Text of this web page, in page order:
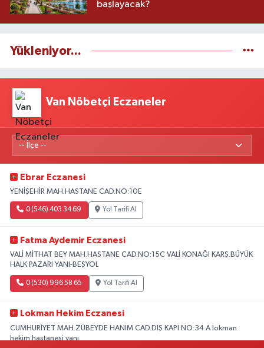
başlayacak?
Yükleniyor...
Van Nöbetçi Eczaneler
Ebrar Eczanesi
YENİŞEHİR MAH.HASTANE CAD.NO:10E
0 (546) 403 34 69 Yol Tarifi Al
Fatma Aydemir Eczanesi
VALİ MİTHAT BEY MAH.HASTANE CAD.NO:15C VALİ KONAĞI KARŞ.BÜYÜK
HALK PAZARI YANI-BEŞYOL
0 (530) 996 58 65 Yol Tarifi Al
Lokman Hekim Eczanesi
CUMHURİYET MAH.ZÜBEYDE HANIM CAD.DIŞ KAPI NO:34 A lokman
hekim hastanesi yanı